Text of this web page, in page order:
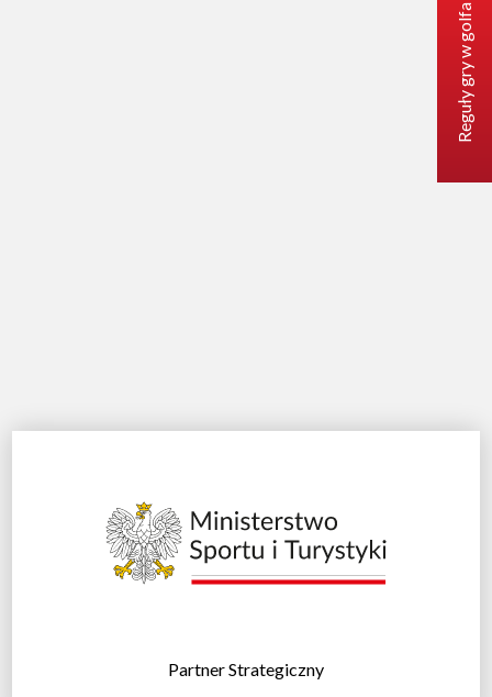
Partner Strategiczny
Reguły gry w golfa